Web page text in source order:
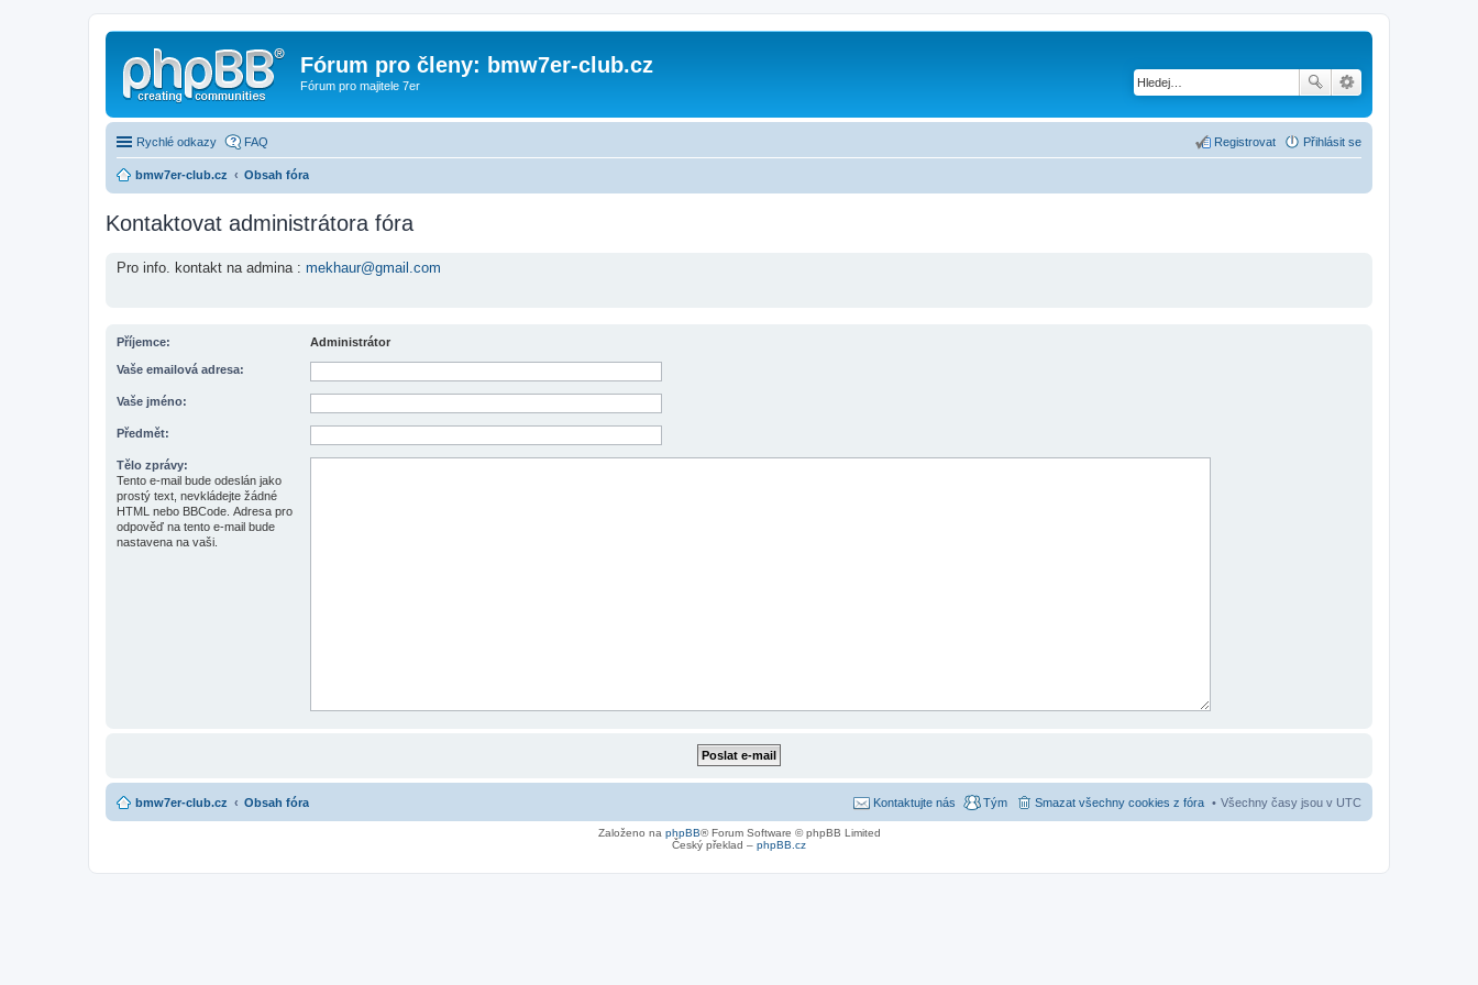
Fórum pro členy: bmw7er-club.cz
Fórum pro majitele 7er
Rychlé odkazy FAQ Přihlásit se
Registrovat
bmw7er-club.cz Obsah fóra
Kontaktovat administrátora fóra
Pro info. kontakt na admina : mekhaur@gmail.com
Příjemce: Administrátor
Vaše emailová adresa:
Vaše jméno:
Předmět:
Tělo zprávy:
Tento e-mail bude odeslán jako
prostý text, nevkládejte žádné
HTML nebo BBCode. Adresa pro
odpověď na tento e-mail bude
nastavena na vaši.
bmw7er-club.cz Obsah fóra Všechny časy jsou v UTC
Smazat všechny cookies z fóra
Tým
Kontaktujte nás
Založeno na phpBB® Forum Software © phpBB Limited
Český překlad – phpBB.cz